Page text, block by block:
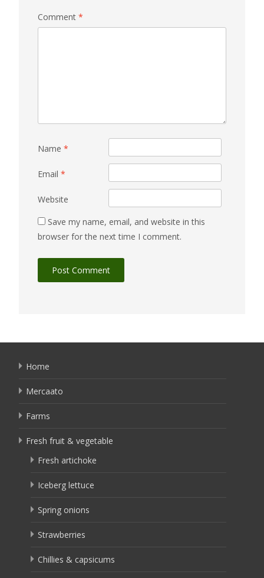
Comment *
Name *
Email *
Website
Save my name, email, and website in this
browser for the next time I comment.
Home
Mercaato
Farms
Fresh fruit & vegetable
Fresh artichoke
Iceberg lettuce
Spring onions
Strawberries
Chillies & capsicums